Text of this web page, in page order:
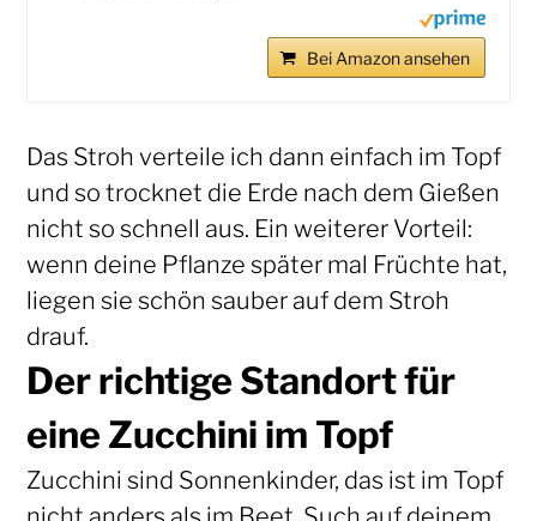
Bei Amazon ansehen
Das Stroh verteile ich dann einfach im Topf
und so trocknet die Erde nach dem Gießen
nicht so schnell aus. Ein weiterer Vorteil:
wenn deine Pflanze später mal Früchte hat,
liegen sie schön sauber auf dem Stroh
drauf.
Der richtige Standort für
eine Zucchini im Topf
Zucchini sind Sonnenkinder, das ist im Topf